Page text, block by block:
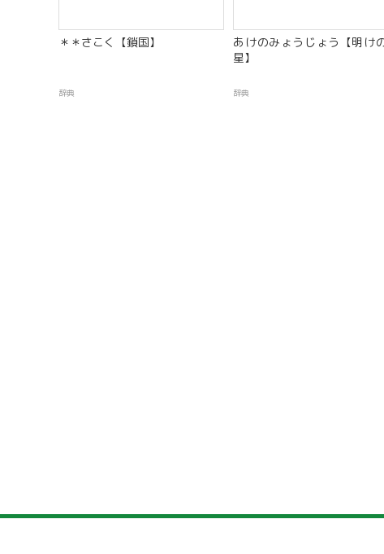
＊＊さこく【鎖国】
辞典
あけのみょうじょう【明け
星】
辞典